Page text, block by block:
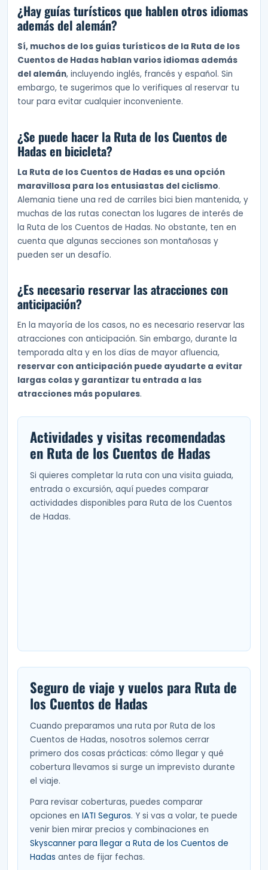
¿Hay guías turísticos que hablen otros idiomas
además del alemán?
Sí, muchos de los guías turísticos de la Ruta de los
Cuentos de Hadas hablan varios idiomas además
del alemán, incluyendo inglés, francés y español. Sin
embargo, te sugerimos que lo verifiques al reservar tu
tour para evitar cualquier inconveniente.
¿Se puede hacer la Ruta de los Cuentos de
Hadas en bicicleta?
La Ruta de los Cuentos de Hadas es una opción
maravillosa para los entusiastas del ciclismo.
Alemania tiene una red de carriles bici bien mantenida, y
muchas de las rutas conectan los lugares de interés de
la Ruta de los Cuentos de Hadas. No obstante, ten en
cuenta que algunas secciones son montañosas y
pueden ser un desafío.
¿Es necesario reservar las atracciones con
anticipación?
En la mayoría de los casos, no es necesario reservar las
atracciones con anticipación. Sin embargo, durante la
temporada alta y en los días de mayor afluencia,
reservar con anticipación puede ayudarte a evitar
largas colas y garantizar tu entrada a las
atracciones más populares.
Actividades y visitas recomendadas
en Ruta de los Cuentos de Hadas
Si quieres completar la ruta con una visita guiada,
entrada o excursión, aquí puedes comparar
actividades disponibles para Ruta de los Cuentos
de Hadas.
Seguro de viaje y vuelos para Ruta de
los Cuentos de Hadas
Cuando preparamos una ruta por Ruta de los
Cuentos de Hadas, nosotros solemos cerrar
primero dos cosas prácticas: cómo llegar y qué
cobertura llevamos si surge un imprevisto durante
el viaje.
Para revisar coberturas, puedes comparar
opciones en IATI Seguros. Y si vas a volar, te puede
venir bien mirar precios y combinaciones en
Skyscanner para llegar a Ruta de los Cuentos de
Hadas antes de fijar fechas.